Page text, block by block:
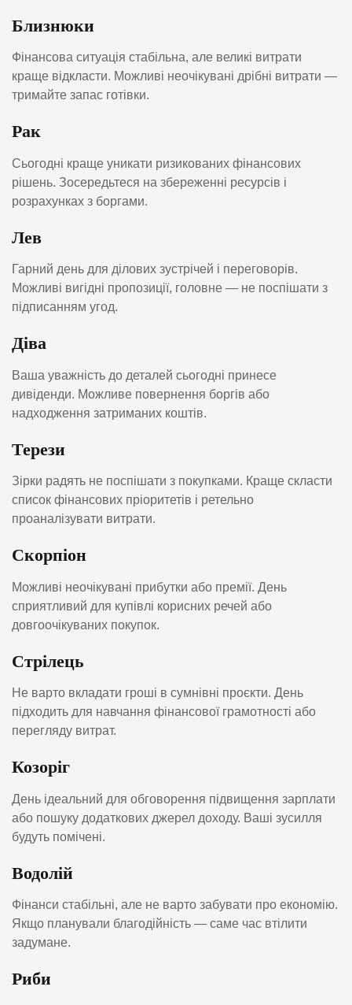
Близнюки
Фінансова ситуація стабільна, але великі витрати
краще відкласти. Можливі неочікувані дрібні витрати —
тримайте запас готівки.
Рак
Сьогодні краще уникати ризикованих фінансових
рішень. Зосередьтеся на збереженні ресурсів і
розрахунках з боргами.
Лев
Гарний день для ділових зустрічей і переговорів.
Можливі вигідні пропозиції, головне — не поспішати з
підписанням угод.
Діва
Ваша уважність до деталей сьогодні принесе
дивіденди. Можливе повернення боргів або
надходження затриманих коштів.
Терези
Зірки радять не поспішати з покупками. Краще скласти
список фінансових пріоритетів і ретельно
проаналізувати витрати.
Скорпіон
Можливі неочікувані прибутки або премії. День
сприятливий для купівлі корисних речей або
довгоочікуваних покупок.
Стрілець
Не варто вкладати гроші в сумнівні проєкти. День
підходить для навчання фінансової грамотності або
перегляду витрат.
Козоріг
День ідеальний для обговорення підвищення зарплати
або пошуку додаткових джерел доходу. Ваші зусилля
будуть помічені.
Водолій
Фінанси стабільні, але не варто забувати про економію.
Якщо планували благодійність — саме час втілити
задумане.
Риби